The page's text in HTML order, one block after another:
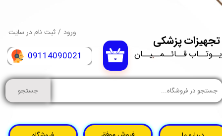
​09114090021
جستجو
۰
ورود / ثبت نام در سایت
تغییر گذر واژه
خروج از حساب کاربری
​ تجهیزات پزشکی
یــوتــاب قــائــمــیــان